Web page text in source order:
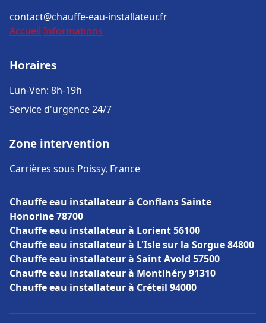
contact@chauffe-eau-installateur.fr
Accueil Informations
Horaires
Lun-Ven: 8h-19h
Service d'urgence 24/7
Zone intervention
Carrières sous Poissy, France
Chauffe eau installateur à Conflans Sainte
Honorine 78700
Chauffe eau installateur à Lorient 56100
Chauffe eau installateur à L'Isle sur la Sorgue 84800
Chauffe eau installateur à Saint Avold 57500
Chauffe eau installateur à Montlhéry 91310
Chauffe eau installateur à Créteil 94000